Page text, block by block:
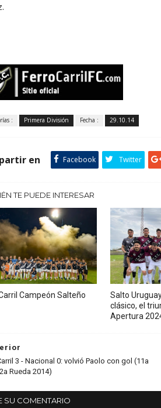
: Primera División Fecha : 29.10.14
en Facebook Twitter
TE PUEDE INTERESAR
Campeón Salteño
Salto
clásico, el
Apertura
3 - Nacional 0: volvió Paolo con gol (11a
Rueda 2014)
SU COMENTARIO